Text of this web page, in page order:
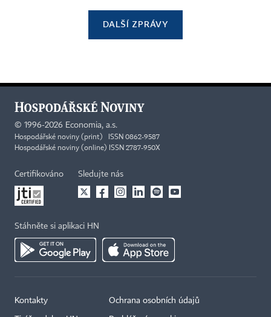
DALŠÍ ZPRÁVY
© 1996-2026 Economia, a.s.
Hospodářské noviny (print) ISSN 0862-9587
Hospodářské noviny (online) ISSN 2787-950X
Certifikováno Sledujte nás
Stáhněte si aplikaci HN
Kontakty Ochrana osobních údajů